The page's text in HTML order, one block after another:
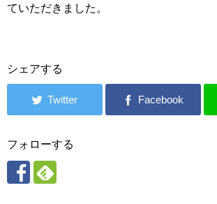
ていただきました。
シェアする
フォローする